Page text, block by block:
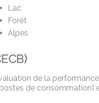
Lac
Forêt
Alpes
de la
de consommation)